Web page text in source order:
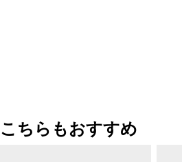
こちらもおすすめ